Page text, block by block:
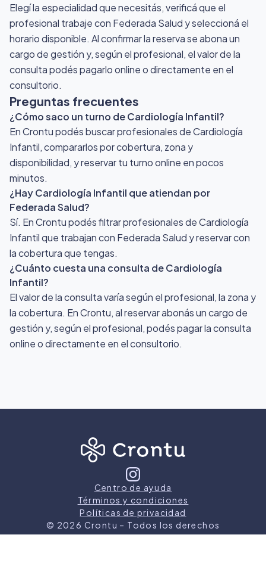
Elegí la especialidad que necesitás, verificá que el
profesional trabaje con Federada Salud y seleccioná el
horario disponible. Al confirmar la reserva se abona un
cargo de gestión y, según el profesional, el valor de la
consulta podés pagarlo online o directamente en el
consultorio.
Preguntas frecuentes
¿Cómo saco un turno de Cardiología Infantil?
En Crontu podés buscar profesionales de Cardiología
Infantil, compararlos por cobertura, zona y
disponibilidad, y reservar tu turno online en pocos
minutos.
¿Hay Cardiología Infantil que atiendan por
Federada Salud?
Sí. En Crontu podés filtrar profesionales de Cardiología
Infantil que trabajan con Federada Salud y reservar con
la cobertura que tengas.
¿Cuánto cuesta una consulta de Cardiología
Infantil?
El valor de la consulta varía según el profesional, la zona y
la cobertura. En Crontu, al reservar abonás un cargo de
gestión y, según el profesional, podés pagar la consulta
online o directamente en el consultorio.
Centro de ayuda
Términos y condiciones
Políticas de privacidad
© 2026 Crontu – Todos los derechos
reservados